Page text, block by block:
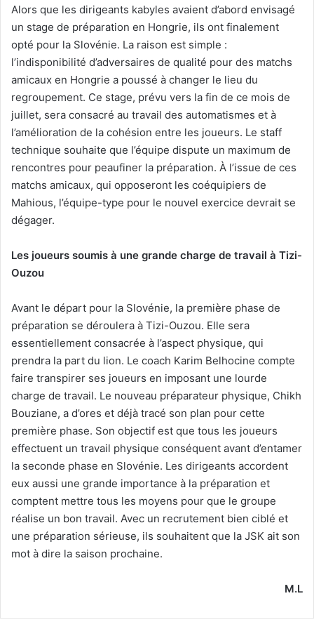
Alors que les dirigeants kabyles avaient d’abord envisagé
un stage de préparation en Hongrie, ils ont finalement
opté pour la Slovénie. La raison est simple :
l’indisponibilité d’adversaires de qualité pour des matchs
amicaux en Hongrie a poussé à changer le lieu du
regroupement. Ce stage, prévu vers la fin de ce mois de
juillet, sera consacré au travail des automatismes et à
l’amélioration de la cohésion entre les joueurs. Le staff
technique souhaite que l’équipe dispute un maximum de
rencontres pour peaufiner la préparation. À l’issue de ces
matchs amicaux, qui opposeront les coéquipiers de
Mahious, l’équipe-type pour le nouvel exercice devrait se
dégager.
Les joueurs soumis à une grande charge de travail à Tizi-
Ouzou
Avant le départ pour la Slovénie, la première phase de
préparation se déroulera à Tizi-Ouzou. Elle sera
essentiellement consacrée à l’aspect physique, qui
prendra la part du lion. Le coach Karim Belhocine compte
faire transpirer ses joueurs en imposant une lourde
charge de travail. Le nouveau préparateur physique, Chikh
Bouziane, a d’ores et déjà tracé son plan pour cette
première phase. Son objectif est que tous les joueurs
effectuent un travail physique conséquent avant d’entamer
la seconde phase en Slovénie. Les dirigeants accordent
eux aussi une grande importance à la préparation et
comptent mettre tous les moyens pour que le groupe
réalise un bon travail. Avec un recrutement bien ciblé et
une préparation sérieuse, ils souhaitent que la JSK ait son
mot à dire la saison prochaine.
M.L